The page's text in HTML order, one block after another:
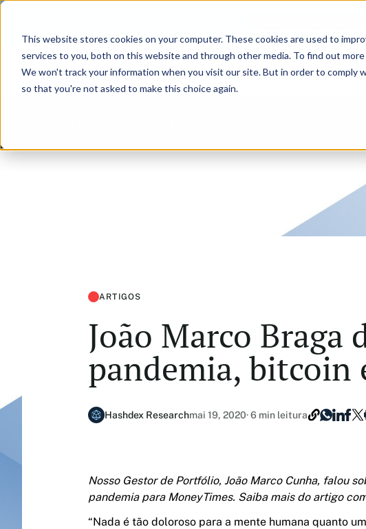
This website stores cookies on your computer. These cookies are used to
services to you, both on this website and through other media. To find out
We won't track your information when you visit our site. But in order to comply
so that you're not asked to make this choice again.
Produtos Insights e Educação
ARTIGOS
João Marco Braga
pandemia, bitcoin
Hashdex Researchmai 19, 2020· 6 min leitura
Nosso Gestor de Portfólio, João Marco Cunha, falou
pandemia paraMoneyTimes. Saiba mais do artigo
“Nada é tão doloroso para a mente humana quanto